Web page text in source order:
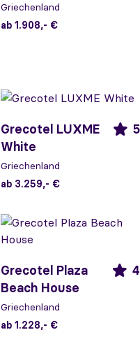
Griechenland
ab 1.908,- €
Grecotel LUXME
White
5
Griechenland
ab 3.259,- €
Grecotel Plaza
Beach House
4
Griechenland
ab 1.228,- €